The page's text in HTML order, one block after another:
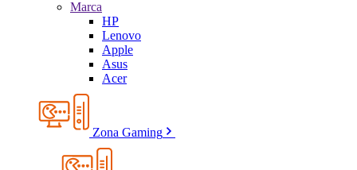
Marca
HP
Lenovo
Apple
Asus
Acer
Zona Gaming